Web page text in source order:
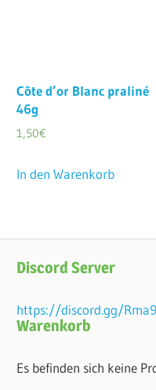
Côte d’or Blanc praliné
46g
1,50€
In den Warenkorb
Discord Server
https://discord.gg/
Warenkorb
Es befinden sich keine